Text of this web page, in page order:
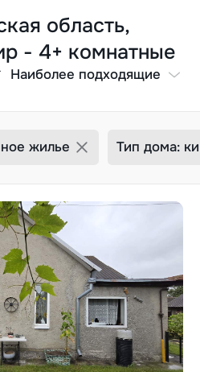
область,
- 4+ комнатные
Наиболее подходящие
жилье Тип дома: